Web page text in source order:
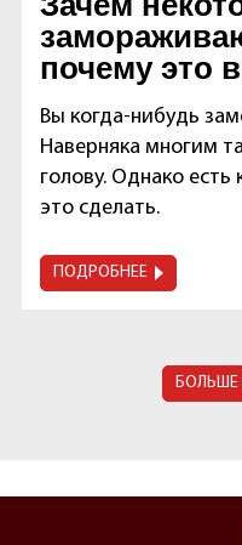
почему это
Вы когда-нибудь
Наверняка многим
голову. Однако
это сделать.
ПОДРОБНЕЕ
БОЛЬШЕ